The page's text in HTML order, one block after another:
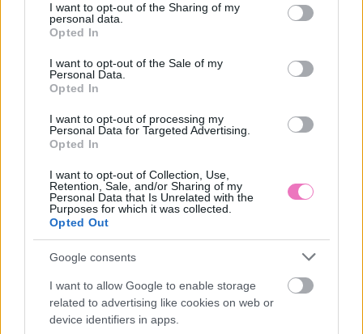
not limited to your visit or usage behaviour. You may click to
grant or deny consent to Google and its third-party tags to
use your data for below specified purposes in below Google
consent section.
I want to opt-out of the Sharing of my
personal data.
Opted In
I want to opt-out of the Sale of my
Personal Data.
Opted In
I want to opt-out of processing my
Personal Data for Targeted Advertising.
Opted In
I want to opt-out of Collection, Use,
Retention, Sale, and/or Sharing of my
Personal Data that Is Unrelated with the
Purposes for which it was collected.
Opted Out
Google consents
I want to allow Google to enable storage
related to advertising like cookies on web or
device identifiers in apps.
„Minden nap beszéltünk,
választott” – érzelmi
intimitás elkötelezettség
nélkül
házi szer, ami csodát tesz
5 jel, hogy ideje lenne
jobban hallgatnod a
„Abszolút figyelmen